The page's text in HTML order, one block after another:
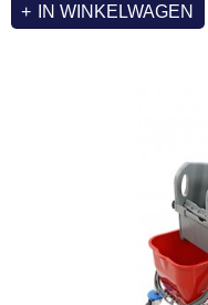
IN WINKELWAGEN